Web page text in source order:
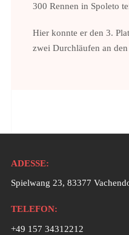
300 Rennen in Spoleto
Hier konnte er den 3.
zwei Durchläufen an
ADESSE:
Spielwang 23, 83377
TELEFON:
+49 157 34312212